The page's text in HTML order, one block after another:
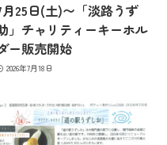
月25日(土)〜「淡路うず
」チャリティーキーホル
ー販売開始
2026年7月18日